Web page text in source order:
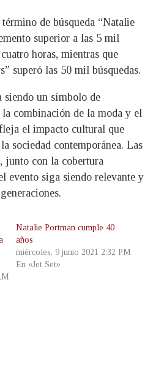
de búsqueda “Natalie
superior a las 5 mil
horas, mientras que
superó las 50 mil búsquedas.
un símbolo de
combinación de la moda y el
el impacto cultural que
sociedad contemporánea. Las
junto con la cobertura
evento siga siendo relevante y
Natalie Portman cumple 40
años
miércoles, 9 junio 2021 2:32 PM
En «Jet Set»